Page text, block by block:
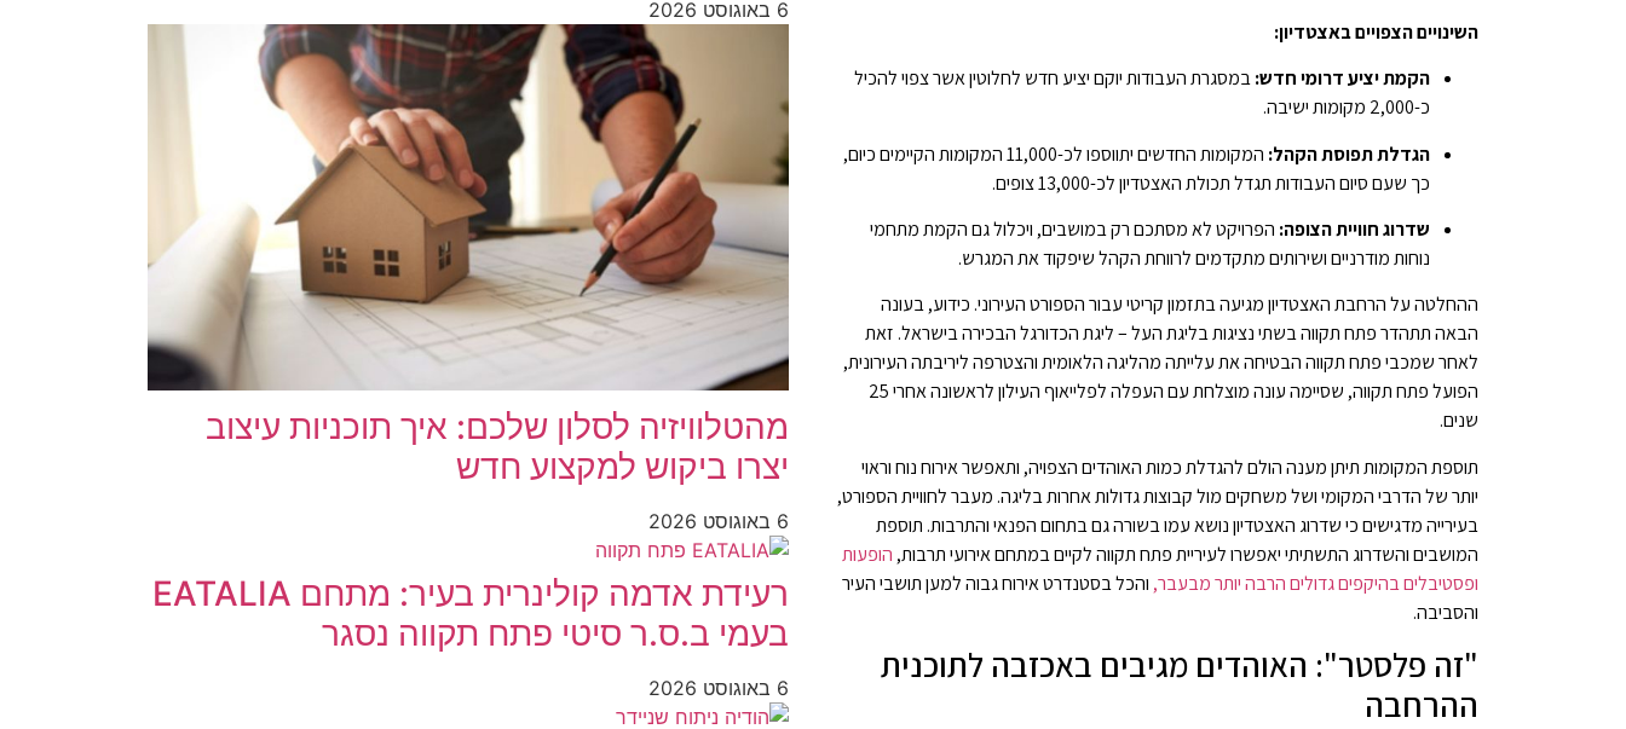
השינויים הצפויים באצטדיון:
הקמת יציע דרומי חדש:במסגרת העבודות יוקם יציע חדש לחלוטין אשר צפוי להכיל
כ-2,000 מקומות ישיבה.
הגדלת תפוסת הקהל:
המקומות החדשים יתווספו לכ-11,000 המקומות הקיימים כיום,
כך שעם סיום העבודות תגדל תכולת האצטדיון לכ-13,000 צופים.
שדרוג חוויית הצופה: הפרויקט לא מסתכם רק במושבים, ויכלול גם הקמת מתחמי
נוחות מודרניים ושירותים מתקדמים לרווחת הקהל שיפקוד את המגרש.
ההחלטה על הרחבת האצטדיון מגיעה בתזמון קריטי עבור הספורט העירוני. כידוע, בעונה
הבאה תתהדר פתח תקווה בשתי נציגות בליגת העל – ליגת הכדורגל הבכירה בישראל. זאת
לאחר שמכבי פתח תקווה הבטיחה את עלייתה מהליגה הלאומית והצטרפה ליריבתה העירונית,
הפועל פתח תקווה, שסיימה עונה מוצלחת עם העפלה לפלייאוף העילון לראשונה אחרי 25
שנים.
תוספת המקומות תיתן מענה הולם להגדלת כמות האוהדים הצפויה, ותאפשר אירוח נוח וראוי
יותר של הדרבי המקומי ושל משחקים מול קבוצות גדולות אחרות בליגה. מעבר לחוויית הספורט,
בעירייה מדגישים כי שדרוג האצטדיון נושא עמו בשורה גם בתחום הפנאי והתרבות. תוספת
המושבים והשדרוג התשתיתי יאפשרו לעיריית פתח תקווה לקיים במתחם אירועי תרבות, הופעות
ופסטיבלים בהיקפים גדולים הרבה יותר מבעבר, והכל בסטנדרט אירוח גבוה למען תושבי העיר
והסביבה.
"זה פלסטר": האוהדים מגיבים באכזבה לתוכנית
ההרחבה
6 באוגוסט 2026
מהטלוויזיה לסלון שלכם: איך תוכניות עיצוב
יצרו ביקוש למקצוע חדש
6 באוגוסט 2026
רעידת אדמה קולינרית בעיר: מתחם EATALIA
בעמי ב.ס.ר סיטי פתח תקווה נסגר
6 באוגוסט 2026